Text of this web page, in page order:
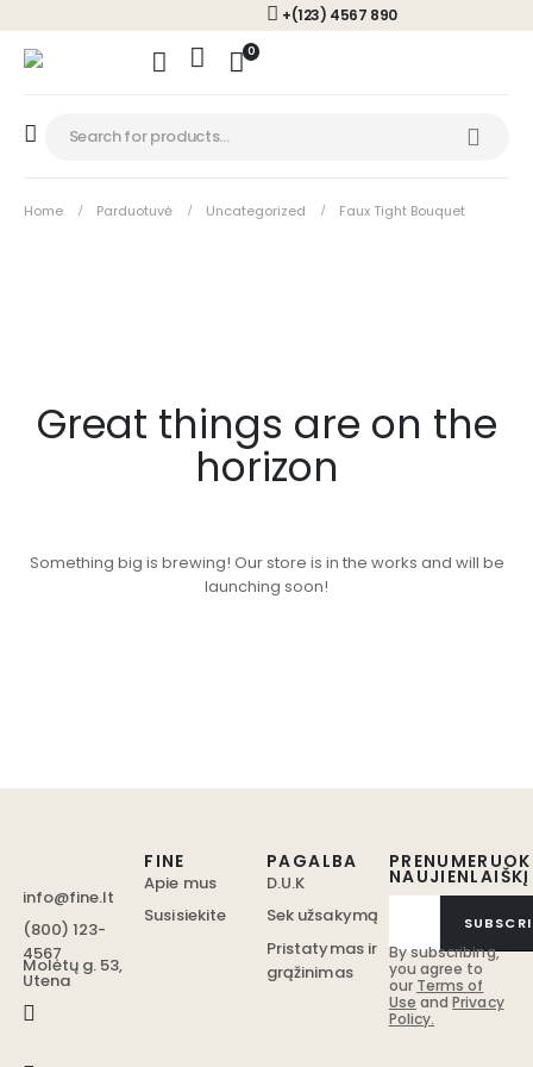
+(123) 4567 890
0
Home Parduotuvė Uncategorized Faux Tight Bouquet
Great things are on the
horizon
Something big is brewing! Our store is in the works and will be
launching soon!
info@fine.lt
(800) 123-
4567
Molėtų g. 53,
Utena
PRENUMERUOK
NAUJIENLAIŠKĮ
By subscribing,
you agree to
our Terms of
Use andPrivacy
Policy.
FINE
Apie mus
Susisiekite
PAGALBA
D.U.K
Sek užsakymą
Pristatymas ir
grąžinimas